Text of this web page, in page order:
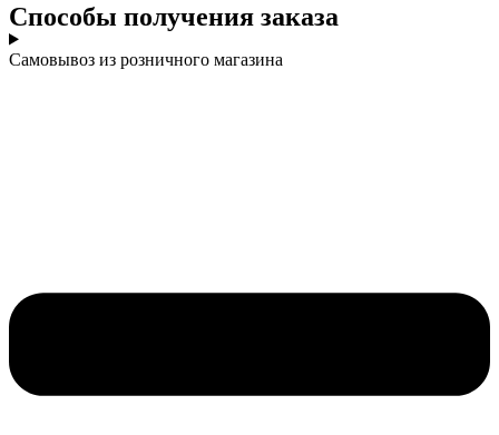
Cпособы получения заказа
Самовывоз из розничного магазина